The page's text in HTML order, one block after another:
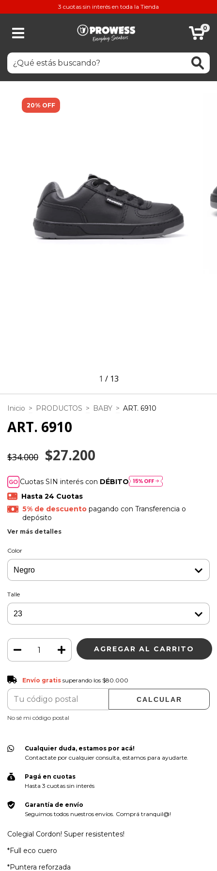
3 cuotas sin interés en toda la Tienda
0
20% OFF
1 / 13
Inicio > PRODUCTOS > BABY > ART. 6910
ART. 6910
$34.000 $27.200
Cuotas SIN interés con DÉBITO
5% de descuento pagando con Transferencia o
depósito
Ver más detalles
Color
Talle
Envío gratis $80.000
Entregas para el CP: CAMBIAR CP
Envío gratissuperando los $80.000
CALCULAR
No sé mi código postal
Cualquier duda, estamos por acá!
Contactate por cualquier consulta, estamos para ayudarte.
Pagá en cuotas
Hasta 3 cuotas sin interés
Garantía de envío
Seguimos todos nuestros envíos. Comprá tranquil@!
Colegial Cordon! Super resistentes!
*Full eco cuero
*Puntera reforzada